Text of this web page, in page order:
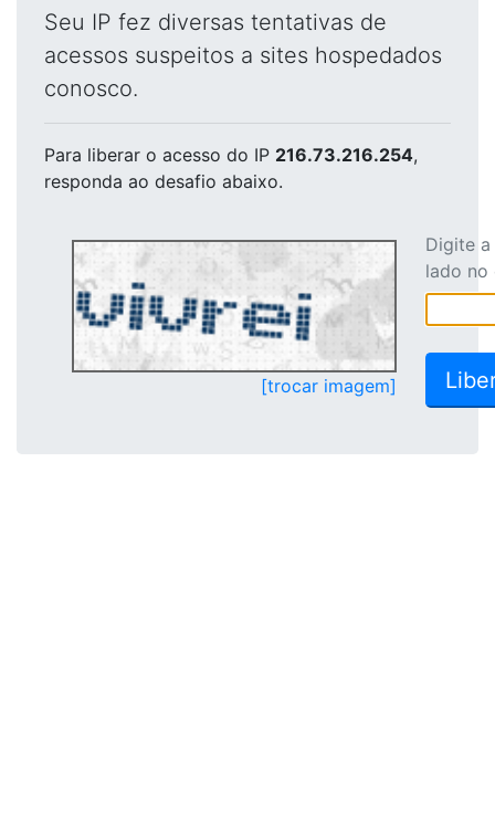
Seu IP fez diversas tentativas de
acessos suspeitos a sites hospedados
conosco.
Para liberar o acesso do IP 216.73.216.254,
responda ao desafio abaixo.
[trocar imagem]
Digite
lado no